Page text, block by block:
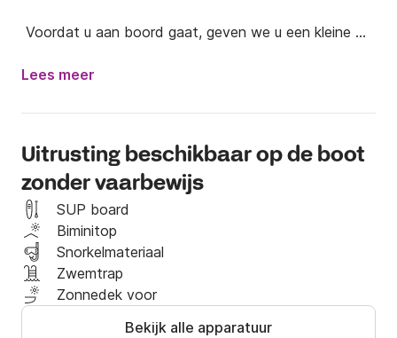
Voordat u aan boord gaat, geven we u een kleine
- groot solarium in de boeg
Geniet van deze grote en veilige nieuwe boot om de
beste plekken aan de Costa Blanca te navigeren.
Lees meer
Uitrusting beschikbaar op de boot
zonder vaarbewijs
SUP board
Biminitop
Snorkelmateriaal
Zwemtrap
Zonnedek voor
Bekijk alle apparatuur